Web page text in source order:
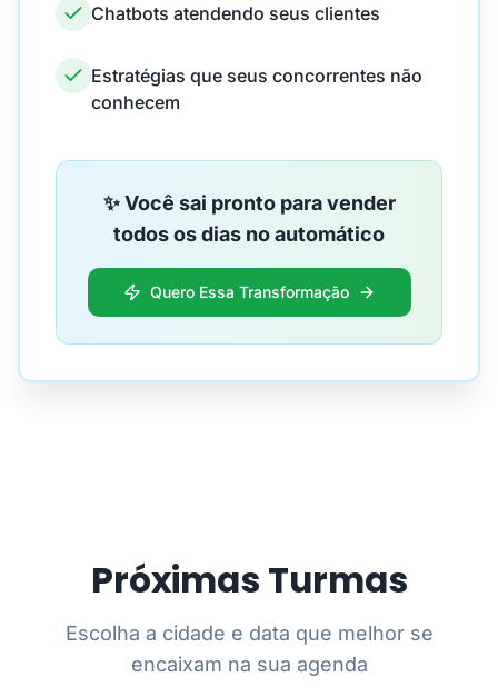
Chatbots atendendo seus clientes
Estratégias que seus concorrentes não
conhecem
✨ Você sai pronto para vender
todos os dias no automático
Quero Essa Transformação
Próximas Turmas
Escolha a cidade e data que melhor se
encaixam na sua agenda